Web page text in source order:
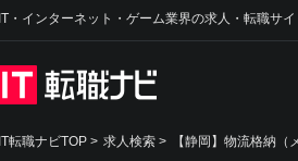
IT・インターネット・ゲーム業界の求人・転職サ
IT転職ナビTOP > 求人検索 > 【静岡】物流格納